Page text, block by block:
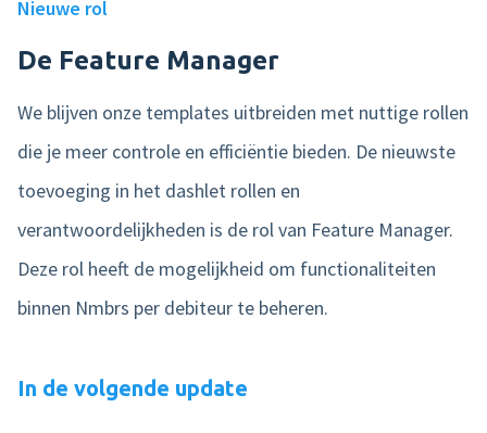
Nieuwe rol
De Feature Manager
We blijven onze templates uitbreiden met nuttige rollen
die je meer controle en efficiëntie bieden. De nieuwste
toevoeging in het dashlet rollen en
verantwoordelijkheden is de rol van Feature Manager.
Deze rol heeft de mogelijkheid om functionaliteiten
binnen Nmbrs per debiteur te beheren.
In de volgende update